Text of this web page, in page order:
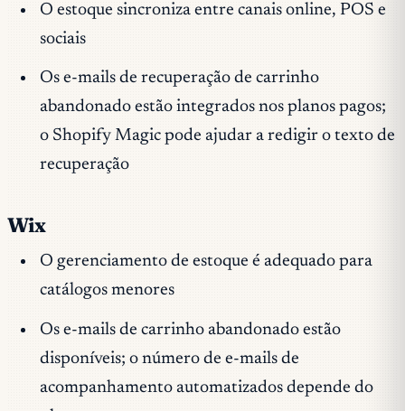
O estoque sincroniza entre canais online, POS e
sociais
Os e-mails de recuperação de carrinho
abandonado estão integrados nos planos pagos;
o Shopify Magic pode ajudar a redigir o texto de
recuperação
Wix
O gerenciamento de estoque é adequado para
catálogos menores
Os e-mails de carrinho abandonado estão
disponíveis; o número de e-mails de
acompanhamento automatizados depende do